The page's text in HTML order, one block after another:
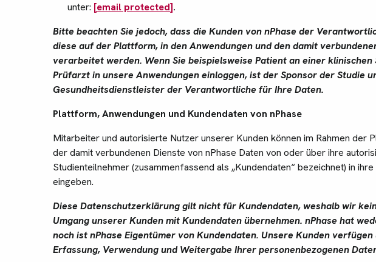
unter: [email protected].
Bitte beachten Sie jedoch, dass die Kunden von nPhase der
diese auf der Plattform, in den Anwendungen und den damit
verarbeitet werden. Wenn Sie beispielsweise Patient an einer
Prüfarzt in unsere Anwendungen einloggen, ist der Sponsor der Studie
Gesundheitsdienstleister der Verantwortliche für Ihre Daten.
Plattform, Anwendungen und Kundendaten von nPhase
Mitarbeiter und autorisierte Nutzer unserer Kunden können im Rahmen der
der damit verbundenen Dienste von nPhase Daten von oder über ihre
Studienteilnehmer (zusammenfassend als „Kundendaten“ bezeichnet) in
eingeben.
Diese Datenschutzerklärung gilt nicht für Kundendaten, weshalb wir
Umgang unserer Kunden mit Kundendaten übernehmen. nPhase hat
noch ist nPhase Eigentümer von Kundendaten. Unsere Kunden
Erfassung, Verwendung und Weitergabe Ihrer personenbezogenen